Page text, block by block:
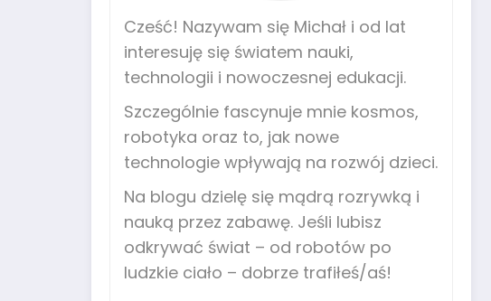
Cześć! Nazywam się Michał i od lat
interesuję się światem nauki,
technologii i nowoczesnej edukacji.
Szczególnie fascynuje mnie kosmos,
robotyka oraz to, jak nowe
technologie wpływają na rozwój dzieci.
Na blogu dzielę się mądrą rozrywką i
nauką przez zabawę. Jeśli lubisz
odkrywać świat – od robotów po
ludzkie ciało – dobrze trafiłeś/aś!